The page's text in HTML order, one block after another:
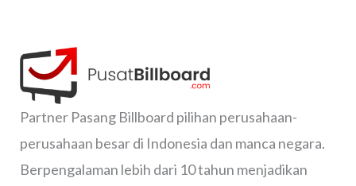
Partner Pasang Billboard pilihan perusahaan-
perusahaan besar di Indonesia dan manca negara.
Berpengalaman lebih dari 10 tahun menjadikan